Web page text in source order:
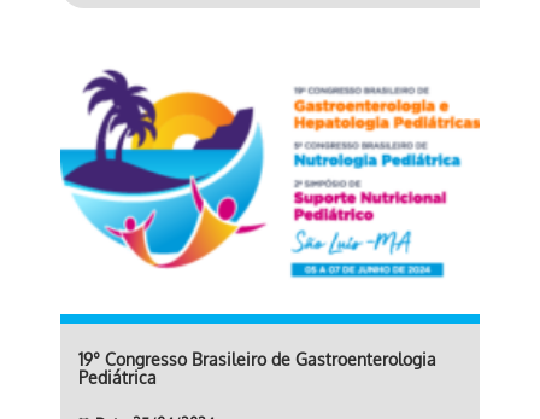
19° Congresso Brasileiro de Gastroenterologia
Pediátrica